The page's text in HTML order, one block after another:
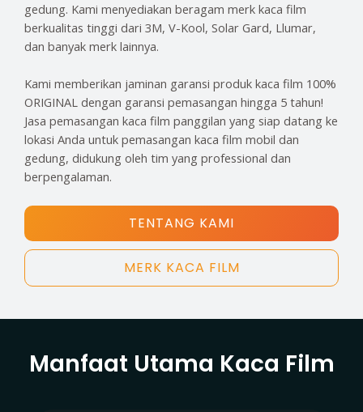
gedung. Kami menyediakan beragam merk kaca film
berkualitas tinggi dari 3M, V-Kool, Solar Gard, Llumar,
dan banyak merk lainnya.
Kami memberikan jaminan garansi produk kaca film 100%
ORIGINAL dengan garansi pemasangan hingga 5 tahun!
Jasa pemasangan kaca film panggilan yang siap datang ke
lokasi Anda untuk pemasangan kaca film mobil dan
gedung, didukung oleh tim yang professional dan
berpengalaman.
TENTANG KAMI
MERK KACA FILM
Manfaat Utama Kaca Film